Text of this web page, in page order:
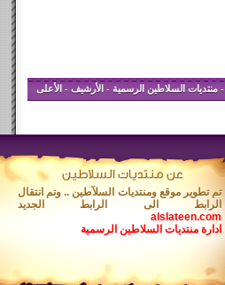
-منتديات السلاطين الرسمية - الأرشيف - الأعلى
تم تطوير موقع ومنتديات السلآطين .. وتم انتقال
الرابط الى الرابط الجديد
alslateen.com
ادارة منتديات السلاطين الرسمية